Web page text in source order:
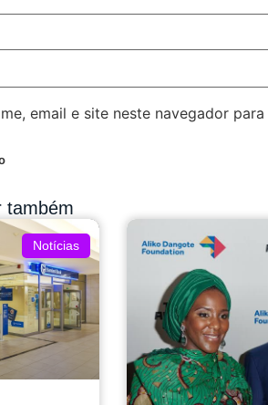
email e site neste navegador
também
Notícias